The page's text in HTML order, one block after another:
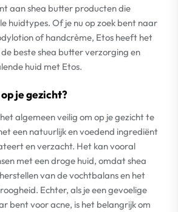
aan shea butter producten die
huidtypes. Of je nu op zoek bent naar
of handcrème, Etos heeft het
beste shea butter verzorging en
huid met Etos.
je gezicht?
algemeen veilig om op je gezicht te
een natuurlijk en voedend ingrediënt
en verzacht. Het kan vooral
met een droge huid, omdat shea
van de vochtbalans en het
Echter, als je een gevoelige
bent voor acne, is het belangrijk om